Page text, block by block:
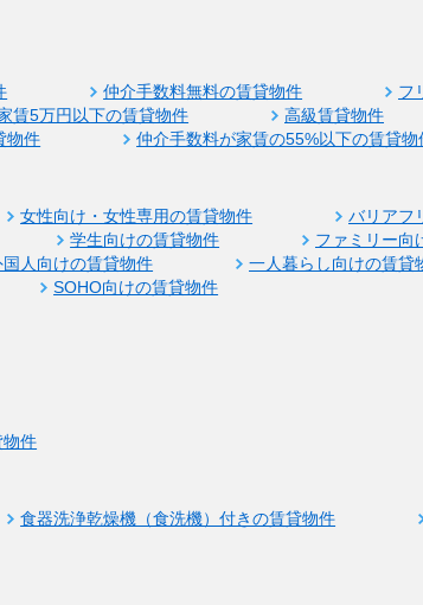
仲介手数料無料の賃貸物件
フ
賃5万円以下の賃貸物件
高級賃貸物件
物件
仲介手数料が家賃の55%以下の賃貸物
女性向け・女性専用の賃貸物件
バリアフ
学生向けの賃貸物件 ファミリー向
国人向けの賃貸物件
一人暮らし向けの賃貸
SOHO向けの賃貸物件
物件
食器洗浄乾燥機（食洗機）付きの賃貸物件